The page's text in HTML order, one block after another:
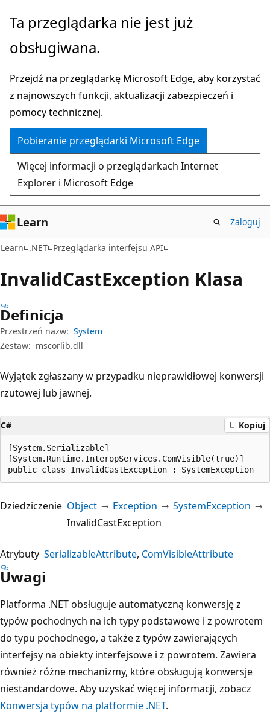
Przejdź
głównej
Przejdź
nawigacji
stronie
Ta przeglądarka nie jest już
obsługiwana.
Przejdź na przeglądarkę Microsoft Edge, aby korzystać
z najnowszych funkcji, aktualizacji zabezpieczeń i
pomocy technicznej.
Pobieranie przeglądarki Microsoft Edge
Więcej informacji o przeglądarkach Internet
Explorer i Microsoft Edge
Learn Zaloguj
Learn .NET Przeglądarka interfejsu API
InvalidCastException Klasa
Definicja
Przestrzeń nazw: System
Zestaw: mscorlib.dll
Wyjątek zgłaszany w przypadku nieprawidłowej konwersji
rzutowej lub jawnej.
C# Kopiuj
[System.Serializable]
[System.Runtime.InteropServices.ComVisible(true)]
public class InvalidCastException : SystemException
Dziedziczenie Object Exception
SystemException
InvalidCastException
Atrybuty SerializableAttribute ComVisibleAttribute
Uwagi
Platforma .NET obsługuje automatyczną konwersję z
typów pochodnych na ich typy podstawowe i z powrotem
do typu pochodnego, a także z typów zawierających
interfejsy na obiekty interfejsowe i z powrotem. Zawiera
również różne mechanizmy, które obsługują konwersje
niestandardowe. Aby uzyskać więcej informacji, zobacz
Konwersja typów na platformie .NET.